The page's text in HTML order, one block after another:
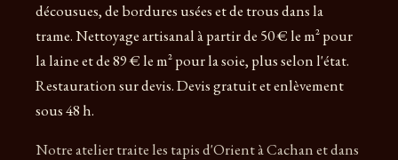
décousues, de bordures usées et de trous dans la
trame. Nettoyage artisanal à partir de 50 € le m² pour
la laine et de 89 € le m² pour la soie, plus selon l'état.
Restauration sur devis. Devis gratuit et enlèvement
sous 48 h.
Notre atelier traite les tapis d'Orient à Cachan et dans